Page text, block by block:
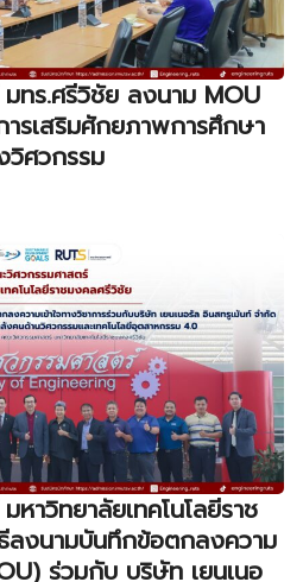
ทร.ศรีวิชัย ลงนาม MOU
รเสริมศักยภาพการศึกษา
วิศวกรรม
าวิทยาลัยเทคโนโลยีราช
งนามบันทึกข้อตกลงความ
ร่วมกับ บริษัท เยนเนอ